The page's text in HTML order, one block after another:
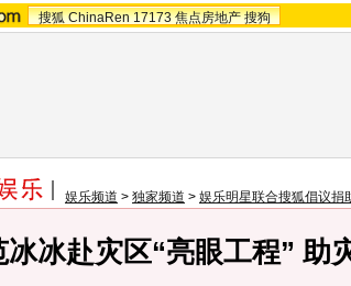
搜狐 ChinaRen 17173 焦点房地产 搜狗
娱乐频道 > 独家频道 > 娱乐明星联合搜狐倡议捐
冰冰赴灾区“亮眼工程” 助